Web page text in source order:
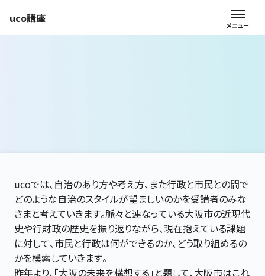
uco講座
ucoでは、自治のあり方や考え方、また行政と市民との間で
どのような自治のスタイルが望ましいのかを受講者のみな
さまと考えていきます。脈々と連なっている大阪市の近現代
史や行財政の歴史を振り返りながら、現在抱えている課題
に対して、市民と行政は何ができるのか、どう取り組めるの
かを模索していきます。
昨年より、「大阪の未来を構想する」と題して、大阪市はこれ